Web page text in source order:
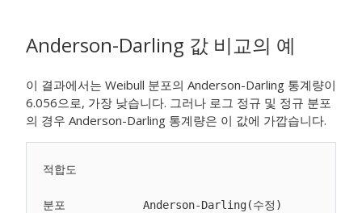
Anderson-Darling 값 비교의 예
이 결과에서는 Weibull 분포의 Anderson-Darling 통계량이
6.056으로, 가장 낮습니다. 그러나 로그 정규 및 정규 분포
의 경우 Anderson-Darling 통계량은 이 값에 가깝습니다.
적합도
분포            Anderson-Darling(수정)